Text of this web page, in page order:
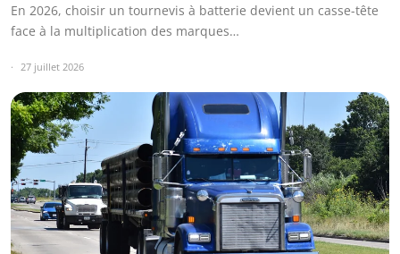
En 2026, choisir un tournevis à batterie devient un casse-tête
face à la multiplication des marques…
27 juillet 2026